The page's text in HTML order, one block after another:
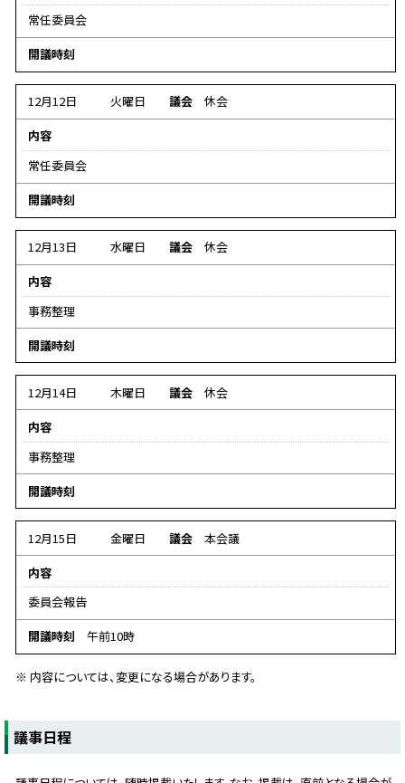
常任委員会
開議時刻
ー
な
12月12日 火曜日 議会
休会
内容
常任委員会
開議時刻
ー
な
12月13日 水曜日 議会
休会
内容
事務整理
開議時刻
ー
な
12月14日 木曜日 議会
休会
内容
事務整理
開議時刻
ー
な
12月15日 金曜日 議会
本会議
内容
委員会報告
開議時刻
午前10時
※ 内容については、変更になる場合があります。
ト
プ
議事日程